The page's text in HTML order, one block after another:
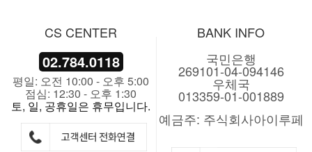
CS CENTER
02.784.0118
평일: 오전 10:00 - 오후 5:00
점심: 12:30 - 오후 1:30
토, 일, 공휴일은 휴무입니다.
BANK INFO
국민은행
269101-04-094146
우체국
013359-01-001889
예금주: 주식회사아이루페